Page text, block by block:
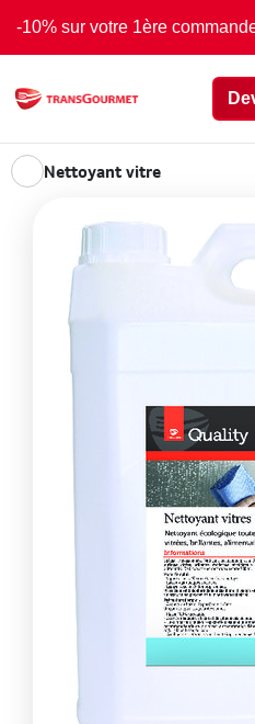
-10% sur votre 1ère
Nettoyant vitre